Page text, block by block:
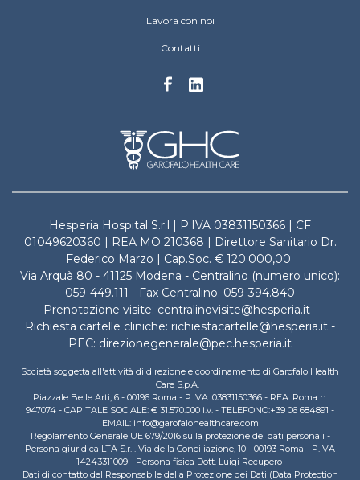
Lavora con noi
Contatti
Hesperia Hospital S.r.l | P.IVA 03831150366 | CF
01049620360 | REA MO 210368 | Direttore Sanitario Dr.
Federico Marzo | Cap.Soc. € 120.000,00
Via Arquà 80 - 41125 Modena - Centralino (numero unico):
059-449.111 - Fax Centralino: 059-394.840
Prenotazione visite: centralinovisite@hesperia.it -
Richiesta cartelle cliniche: richiestacartelle@hesperia.it -
PEC: direzionegenerale@pec.hesperia.it
Società soggetta all'attività di direzione e coordinamento di Garofalo Health
Care S.p.A.
Piazzale Belle Arti, 6 - 00196 Roma - P.IVA: 03831150366 - REA: Roma n.
947074 - CAPITALE SOCIALE: € 31.570.000 i.v. - TELEFONO:+39 06 684891 -
EMAIL: info@garofalohealthcare.com
Regolamento Generale UE 679/2016 sulla protezione dei dati personali -
Persona giuridica LTA S.r.l. Via della Conciliazione, 10 - 00193 Roma - P.IVA
14243311009 - Persona fisica Dott. Luigi Recupero
Dati di contatto del Responsabile della Protezione dei Dati (Data Protection